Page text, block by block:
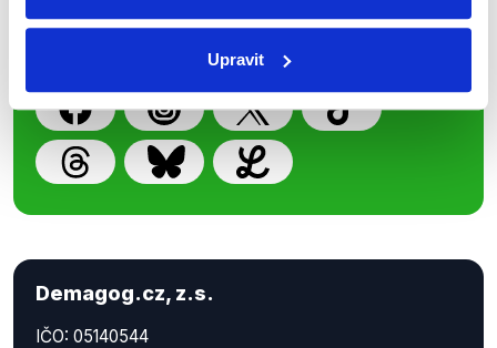
Upravit
příspěvků přátelům podpoříte naši
Demagog.cz, z.s.
IČO: 05140544